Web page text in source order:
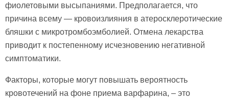
фиолетовыми высыпаниями. Предполагается, что
причина всему — кровоизлияния в атеросклеротические
бляшки с микротромбоэмболией. Отмена лекарства
приводит к постепенному исчезновению негативной
симптоматики.
Факторы, которые могут повышать вероятность
кровотечений на фоне приема варфарина, – это